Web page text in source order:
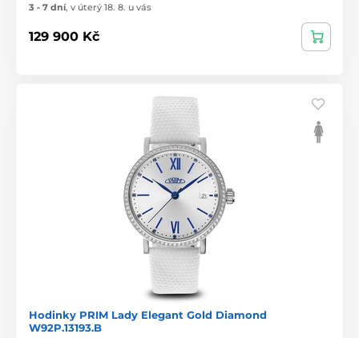
3 - 7 dní, v úterý 18. 8. u vás
129 900 Kč
Hodinky PRIM Lady Elegant Gold Diamond
W92P.13193.B